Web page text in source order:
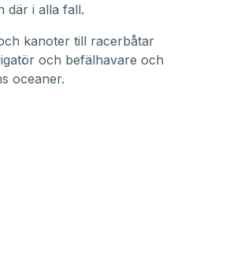
där i alla fall.
kanoter till racerbåtar
och befälhavare och
oceaner.